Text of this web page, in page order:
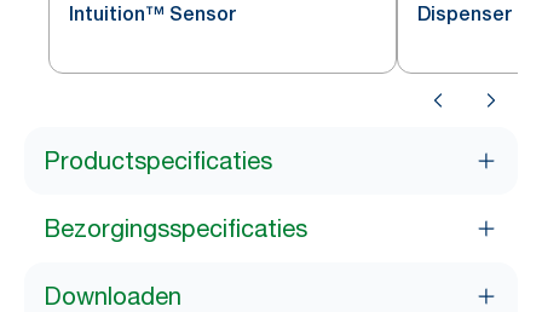
Intuition™ Sensor
Dispenser
Productspecificaties
Bezorgingsspecificaties
Downloaden